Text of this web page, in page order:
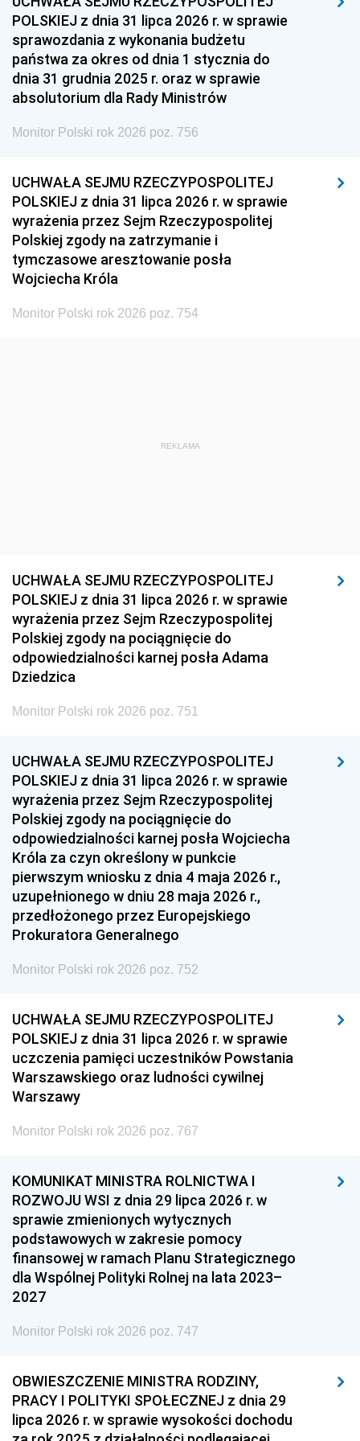
1939 1938 1937
1936 1930
POLSKIEJ z dnia 31 lipca 2026 r. w sprawie
sprawozdania z wykonania budżetu
państwa za okres od dnia 1 stycznia do
dnia 31 grudnia 2025 r. oraz w sprawie
absolutorium dla Rady Ministrów
Monitor Polski rok 2026 poz. 756
UCHWAŁA SEJMU RZECZYPOSPOLITEJ
POLSKIEJ z dnia 31 lipca 2026 r. w sprawie
wyrażenia przez Sejm Rzeczypospolitej
Polskiej zgody na zatrzymanie i
tymczasowe aresztowanie posła
Wojciecha Króla
Monitor Polski rok 2026 poz. 754
REKLAMA
UCHWAŁA SEJMU RZECZYPOSPOLITEJ
POLSKIEJ z dnia 31 lipca 2026 r. w sprawie
wyrażenia przez Sejm Rzeczypospolitej
Polskiej zgody na pociągnięcie do
odpowiedzialności karnej posła Adama
Dziedzica
Monitor Polski rok 2026 poz. 751
UCHWAŁA SEJMU RZECZYPOSPOLITEJ
POLSKIEJ z dnia 31 lipca 2026 r. w sprawie
wyrażenia przez Sejm Rzeczypospolitej
Polskiej zgody na pociągnięcie do
odpowiedzialności karnej posła Wojciecha
Króla za czyn określony w punkcie
pierwszym wniosku z dnia 4 maja 2026 r.,
uzupełnionego w dniu 28 maja 2026 r.,
przedłożonego przez Europejskiego
Prokuratora Generalnego
Monitor Polski rok 2026 poz. 752
UCHWAŁA SEJMU RZECZYPOSPOLITEJ
POLSKIEJ z dnia 31 lipca 2026 r. w sprawie
uczczenia pamięci uczestników Powstania
Warszawskiego oraz ludności cywilnej
Warszawy
Monitor Polski rok 2026 poz. 767
KOMUNIKAT MINISTRA ROLNICTWA I
ROZWOJU WSI z dnia 29 lipca 2026 r. w
sprawie zmienionych wytycznych
podstawowych w zakresie pomocy
finansowej w ramach Planu Strategicznego
dla Wspólnej Polityki Rolnej na lata 2023–
2027
Monitor Polski rok 2026 poz. 747
OBWIESZCZENIE MINISTRA RODZINY,
PRACY I POLITYKI SPOŁECZNEJ z dnia 29
lipca 2026 r. w sprawie wysokości dochodu